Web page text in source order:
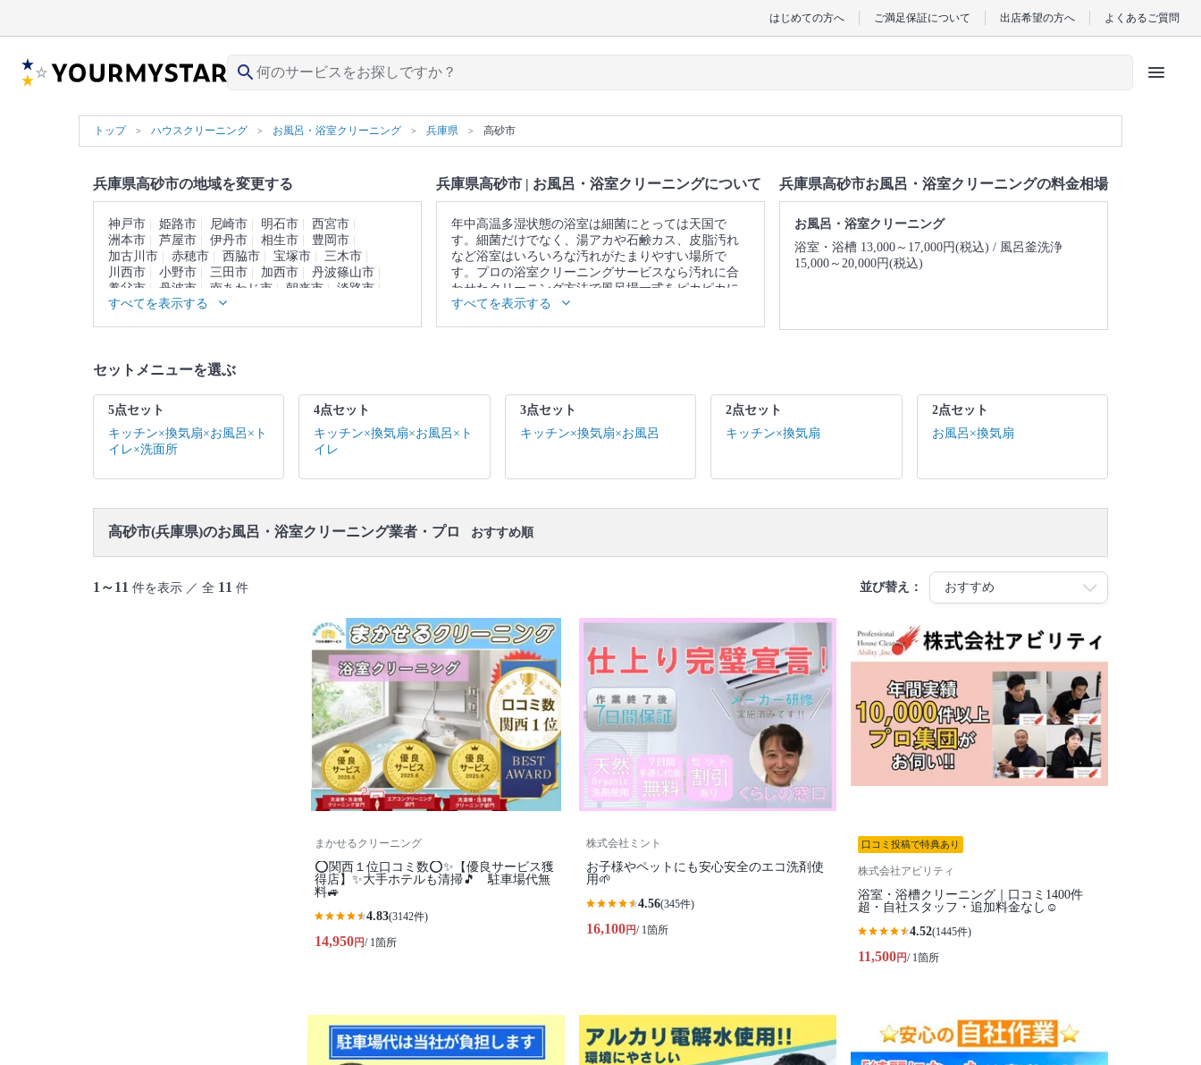
はじめての方へ ご満足保証について 出店希望の方へ よくあるご質問
search menu
トップ ハウスクリーニング お風呂・浴室クリーニング 兵庫県 高砂市
兵庫県高砂市の地域を変更する
神戸市 姫路市 尼崎市 明石市
西宮市
洲本市
芦屋市 伊丹市 相生市
豊岡市
加古川市
赤穂市 西脇市 宝塚市
三木市
川西市
小野市 三田市 加西市
丹波篠山市
養父市
丹波市 南あわじ市 朝来市
淡路市
宍粟市
加東市 たつの市
すべてを表示する
兵庫県高砂市 | お風呂・浴室クリーニングについて
年中高温多湿状態の浴室は細菌にとっては天国で
す。細菌だけでなく、湯アカや石鹸カス、皮脂汚れ
など浴室はいろいろな汚れがたまりやすい場所で
す。プロの浴室クリーニングサービスなら汚れに合
わせたクリーニング方法で風呂場一式をピカピカに
仕上げます。
▼表示価格に含まれるお風呂・浴室クリーニングの
業場所の簡易清掃
※本ページでは一部プロモーションを含む場合があ
すべてを表示する
兵庫県高砂市お風呂・浴室クリーニングの料金相場
お風呂・浴室クリーニング
浴室・浴槽 13,000～17,000円(税込)
風呂釜洗浄
15,000～20,000円(税込)
セットメニューを選ぶ
5点セット
キッチン×換気扇×お風呂×ト
イレ×洗面所
4点セット
キッチン×換気扇×お風呂×ト
イレ
3点セット
キッチン×換気扇×お風呂
2点セット
キッチン×換気扇
2点セット
お風呂×換気扇
高砂市(兵庫県)のお風呂・浴室クリーニング業者・プロ おすすめ順
1～11 件を表示 ／ 全 11 件 並び替え：
まかせるクリーニング
⭕関西１位口コミ数⭕✨【優良サービス獲
得店】✨大手ホテルも清掃🎵 駐車場代無
料🚙
4.83(3142件)
14,950円/ 1箇所
株式会社ミント
お子様やペットにも安心安全のエコ洗剤使
用🌱
4.56(345件)
16,100円/ 1箇所
口コミ投稿で特典あり
株式会社アビリティ
浴室・浴槽クリーニング｜口コミ1400件
超・自社スタッフ・追加料金なし☺️
4.52(1445件)
11,500円/ 1箇所